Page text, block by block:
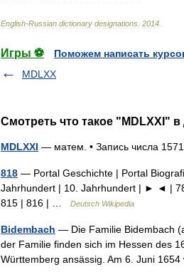
English-Russian dictionary designations 2014
Игры ⚽
Поможем написать
MDLXX
Смотреть что такое "MDLXXI" в
MDLXXI — матем. • Запись числа
818 — Portal Geschichte | Portal
Jahrhundert | 10. Jahrhundert | ► ◄ |
815 | 816 | …
Deutsch Wikipedia
Bidembach — Die Familie Bidembach
der Familie finden sich im Hessen des
Württemberg ansässig. Am 6. Juni